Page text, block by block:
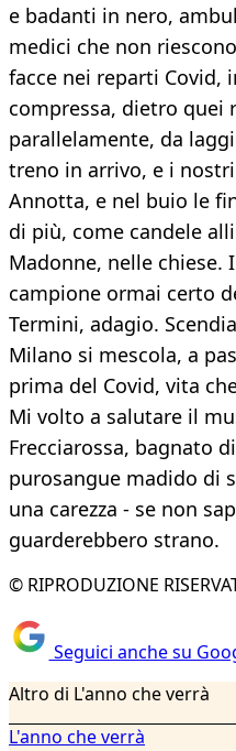
e badanti in nero,
medici che non
facce nei reparti Covid,
compressa, dietro quei
parallelamente, da
treno in arrivo, e i
Annotta, e nel buio le
di più, come candele
Madonne, nelle chiese.
campione ormai certo
Termini, adagio.
Milano si mescola, a
prima del Covid, vita
Mi volto a salutare il
Frecciarossa, bagnato
purosangue madido di
una carezza - se non
guarderebbero strano.
© RIPRODUZIONE
Seguici anche su
Altro di L'anno che verrà
L'anno che verrà